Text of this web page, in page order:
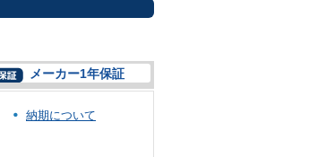
メーカー1年保証
納期について